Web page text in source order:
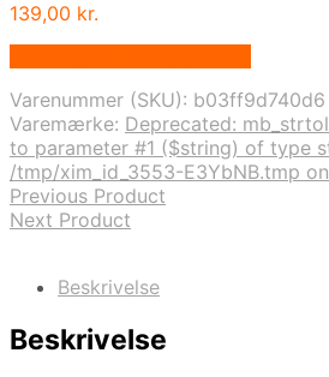
139,00 kr.
Varenummer (SKU): b03ff9d740d6
Varemærke: Deprecated:
to parameter #1 ($string) of type
/tmp/xim_id_3553-E3YbNB.tmp
Previous Product
Next Product
Beskrivelse
Beskrivelse